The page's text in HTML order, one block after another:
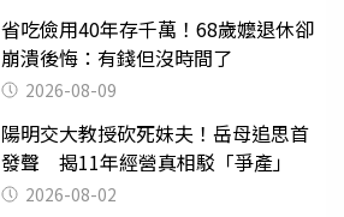
省吃儉用40年存千萬！68歲嬤退休卻
崩潰後悔：有錢但沒時間了
2026-08-09
陽明交大教授砍死妹夫！岳母追思首
發聲 揭11年經營真相駁「爭產」
2026-08-02